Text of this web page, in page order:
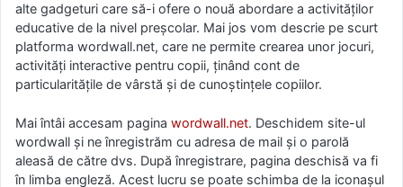
alte gadgeturi care să-i ofere o nouă abordare a activităților
educative de la nivel preșcolar. Mai jos vom descrie pe scurt
platforma wordwall.net, care ne permite crearea unor jocuri,
activități interactive pentru copii, ținând cont de
particularitățile de vârstă și de cunoștințele copiilor.
Mai întâi accesam pagina wordwall.net. Deschidem site-ul
wordwall și ne înregistrăm cu adresa de mail și o parolă
aleasă de către dvs. După înregistrare, pagina deschisă va fi
în limba engleză. Acest lucru se poate schimba de la iconașul